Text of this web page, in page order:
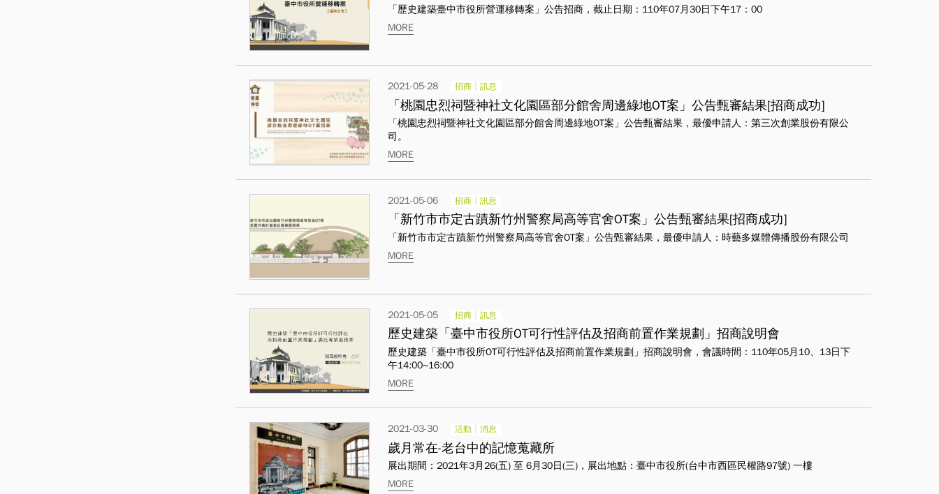
「歷史建築臺中市役所營運移轉案」公告招商，截止日期：110年07月30日下午17：00
MORE
2021-05-28 招商│訊息
「桃園忠烈祠暨神社文化園區部分館舍周邊綠地OT案」公告甄審結果[招商成功]
「桃園忠烈祠暨神社文化園區部分館舍周邊綠地OT案」公告甄審結果，最優申請人：第三次創業股份有限公
司。
MORE
2021-05-06 招商│訊息
「新竹市市定古蹟新竹州警察局高等官舍OT案」公告甄審結果[招商成功]
「新竹市市定古蹟新竹州警察局高等官舍OT案」公告甄審結果，最優申請人：時藝多媒體傳播股份有限公司
MORE
2021-05-05 招商│訊息
歷史建築「臺中市役所OT可行性評估及招商前置作業規劃」招商說明會
歷史建築「臺中市役所OT可行性評估及招商前置作業規劃」招商說明會，會議時間：110年05月10、13日下
午14:00~16:00
MORE
2021-03-30 活動│消息
歲月常在-老台中的記憶蒐藏所
展出期間：2021年3月26(五) 至 6月30日(三)，展出地點：臺中市役所(台中市西區民權路97號) 一樓
MORE